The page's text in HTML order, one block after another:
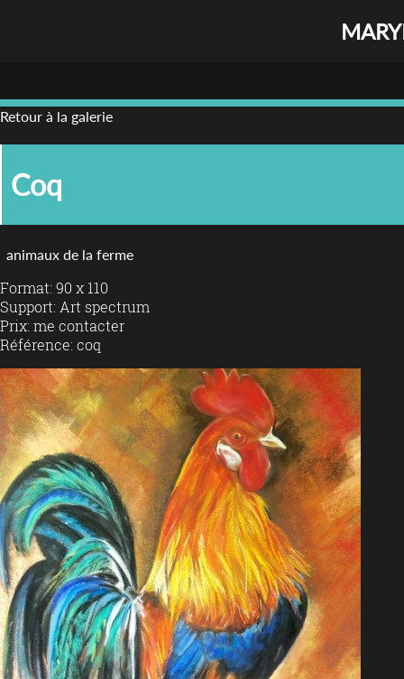
Retour à la galerie
Coq
animaux de la ferme
Format: 90 x 110
Support: Art spectrum
Prix: me contacter
Référence: coq